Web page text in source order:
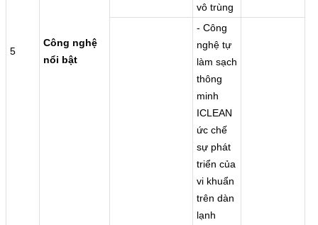
5
Công nghệ
nổi bật
vô trùng
- Công
nghệ tự
làm sạch
thông
minh
ICLEAN
ức chế
sự phát
triển của
vi khuẩn
trên dàn
lạnh